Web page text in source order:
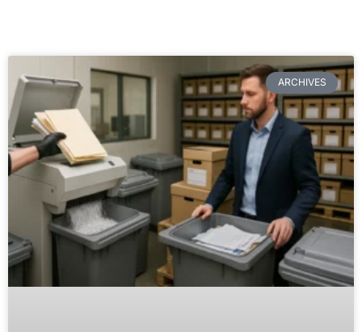
ARCHIVES